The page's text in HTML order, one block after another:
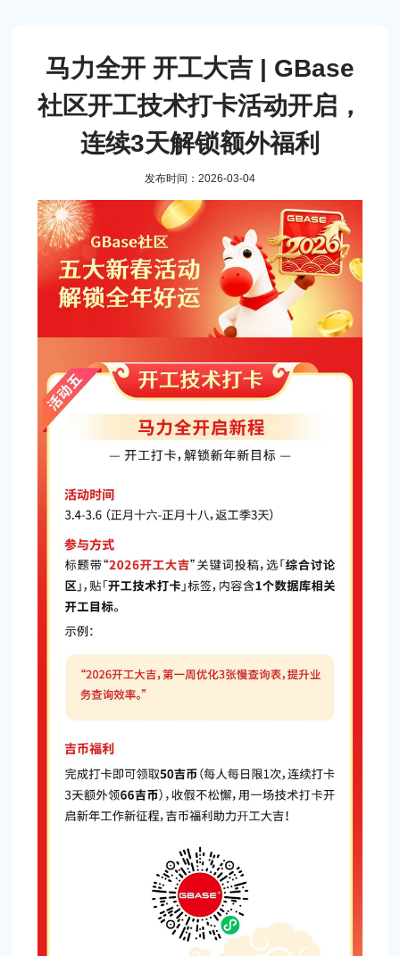
马力全开 开工大吉 | GBase
社区开工技术打卡活动开启，
连续3天解锁额外福利
发布时间：2026-03-04